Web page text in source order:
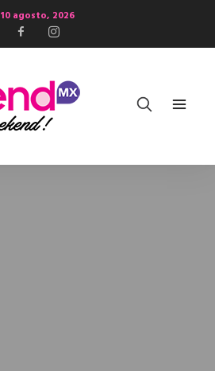
10 agosto, 2026